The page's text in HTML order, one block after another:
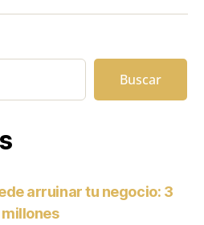
Buscar
arruinar tu negocio: 3